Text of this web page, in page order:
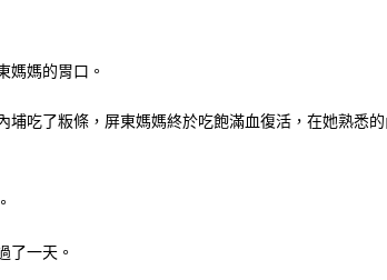
媽媽的胃口。
埔吃了粄條，屏東媽媽終於吃飽滿血復活，在她熟悉
了一天。